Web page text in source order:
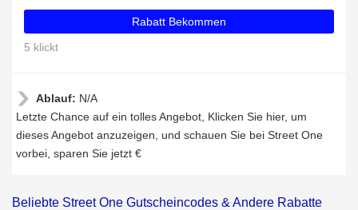
Rabatt Bekommen
5 klickt
Ablauf: N/A
Letzte Chance auf ein tolles Angebot, Klicken Sie hier, um
dieses Angebot anzuzeigen, und schauen Sie bei Street One
vorbei, sparen Sie jetzt €
Beliebte Street One Gutscheincodes & Andere Rabatte